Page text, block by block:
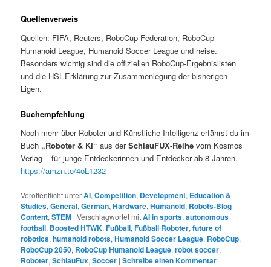
Quellenverweis
Quellen: FIFA, Reuters, RoboCup Federation, RoboCup
Humanoid League, Humanoid Soccer League und heise.
Besonders wichtig sind die offiziellen RoboCup-Ergebnislisten
und die HSL-Erklärung zur Zusammenlegung der bisherigen
Ligen.
Buchempfehlung
Noch mehr über Roboter und Künstliche Intelligenz erfährst du im
Buch „Roboter & KI“ aus derSchlauFUX-Reihe vom Kosmos
Verlag – für junge Entdeckerinnen und Entdecker ab 8 Jahren.
https://amzn.to/4oL1232
Veröffentlicht unterAI,Competition, Development, Education &
Studies,General,German,Hardware,Humanoid, Robots-Blog
Content,STEM |Verschlagwortet mitAI in sports,autonomous
football, Boosted HTWK,Fußball,Fußball Roboter,future of
robotics,humanoid robots,Humanoid Soccer League, RoboCup,
RoboCup 2050, RoboCup Humanoid League,robot soccer,
Roboter,SchlauFux,Soccer |Schreibe einen Kommentar